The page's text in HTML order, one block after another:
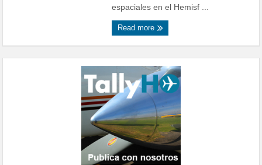
espaciales en el Hemisf ...
Read more